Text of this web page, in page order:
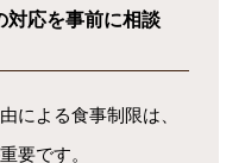
対応を事前に相談
による食事制限は、
要です。